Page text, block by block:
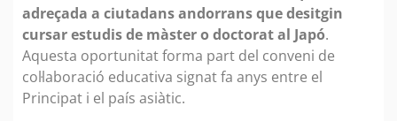
adreçada a ciutadans andorrans que desitgin
cursar estudis de màster o doctorat al Japó.
Aquesta oportunitat forma part del conveni de
col·laboració educativa signat fa anys entre el
Principat i el país asiàtic.